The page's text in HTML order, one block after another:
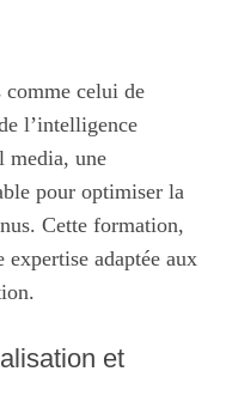
celui de
l’intelligence
media, une
pour optimiser la
Cette formation,
adaptée aux
et